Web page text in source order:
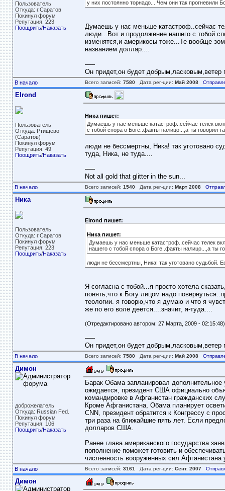
Пользователь
Откуда: г.Саратов
Покинул форум
Репутация: 223
Поощрить/Наказать
у них постоянно торнадо... Чем они так прогневили
Думаешь у нас меньше катастроф..сейчас
люди...Вот и продолжение нашего с тобой
изменятся,и америкосы тоже...Те вообще
названием доллар....
-----
Он придет,он будет добрым,ласковым,ветер
В начало Всего записей: 7580Дата рег-ции: Май 2008
Elrond
Пользователь
Откуда: Ртищево
(Саратов)
Покинул форум
Репутация: 49
Поощрить/Наказать
Ника пишет:
Думаешь у нас меньше катастроф..сейчас телек
с тобой спора о Боге..факты налицо...,а ты говорил
люди не бессмертны, Ника! так уготовано
туда, Ника, не туда....
-----
Not all gold that glitter in the sun...
В начало Всего записей: 1540Дата рег-ции: Март 2008
Ника
Пользователь
Откуда: г.Саратов
Покинул форум
Репутация: 223
Поощрить/Наказать
Elrond пишет:
Ника пишет:
Думаешь у нас меньше катастроф..сейчас телек
нашего с тобой спора о Боге..факты налицо...,а ты
люди не бессмертны, Ника! так уготовано судьбой.
Я согласна с тобой...я просто хотела
понять,что к Богу лицом надо
теологии. я говорю,что я думаю и что я
же по его воле деется....значит, я-туда....
(Отредактировано автором: 27 Марта, 2009 - 02:15:48)
-----
Он придет,он будет добрым,ласковым,ветер
В начало Всего записей: 7580Дата рег-ции: Май 2008
Димон
доброжелатель
Откуда: Russian Fed.
Покинул форум
Репутация: 106
Поощрить/Наказать
Барак Обама запланировал
ожидается, президент США официально
командировке в Афганистан гражданских
Кроме Афганистана, Обама планирует
CNN, президент обратится к Конгрессу с
три раза на ближайшие пять лет. Если
долларов США.
Ранее глава американского государства
пополнение поможет готовить и
численность вооруженных сил
В начало Всего записей: 3161 Дата рег-ции: Сент. 2007
Димон